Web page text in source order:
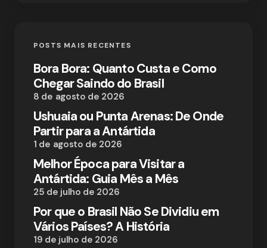
POSTS MAIS RECENTES
Bora Bora: Quanto Custa e Como
Chegar Saindo do Brasil
8 de agosto de 2026
Ushuaia ou Punta Arenas: De Onde
Partir para a Antártida
1 de agosto de 2026
Melhor Época para Visitar a
Antártida: Guia Mês a Mês
25 de julho de 2026
Por que o Brasil Não Se Dividiu em
Vários Países? A História
19 de julho de 2026